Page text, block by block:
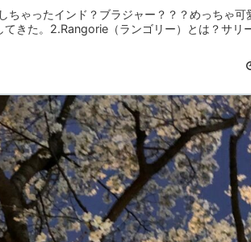
ゃったインド？ブラジャー？？？めっちゃ可
きた。2.Rangorie（ランゴリー）とは？サリ